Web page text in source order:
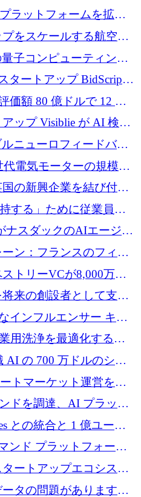
1,000 ユーロを調達
ラットフォームを拡張
で 2,000 万ドルを確保
をスケールする航空イ
を学ぶ
子コンピューティング
の主要取引所に上場
タートアップ BidScript
100 万ドルを突破
価額 80 億ドルで 12 億
ップ Visiblie が AI 検索
万ユーロを調達
ニューロフィードバッ
開発に65万ユーロを確
代電気モーターの規模拡
調達
の新興企業を結び付け
を開始
する」ために従業員に
開買い付けを実施
ナスダックのAIエージェ
Creandumの資金調達で
ン：フランスのフィン
トリーVCが8,000万ド
ンドン事務所を開設
来の創設者として支援
ファンドを立ち上げる
インフルエンサー キャ
ためにシリーズ A で
用洗浄を最適化するた
調達
AI の 700 万ドルのシー
トマーケット運営を自
万ドルを調達
ドを調達、AI プラット
して子ども向け言語療
との統合と 1 億ユーロ
ド投資に拡大
ンド プラットフォーム
システムを接続するた
ートアップエコシステ
タの問題があります。